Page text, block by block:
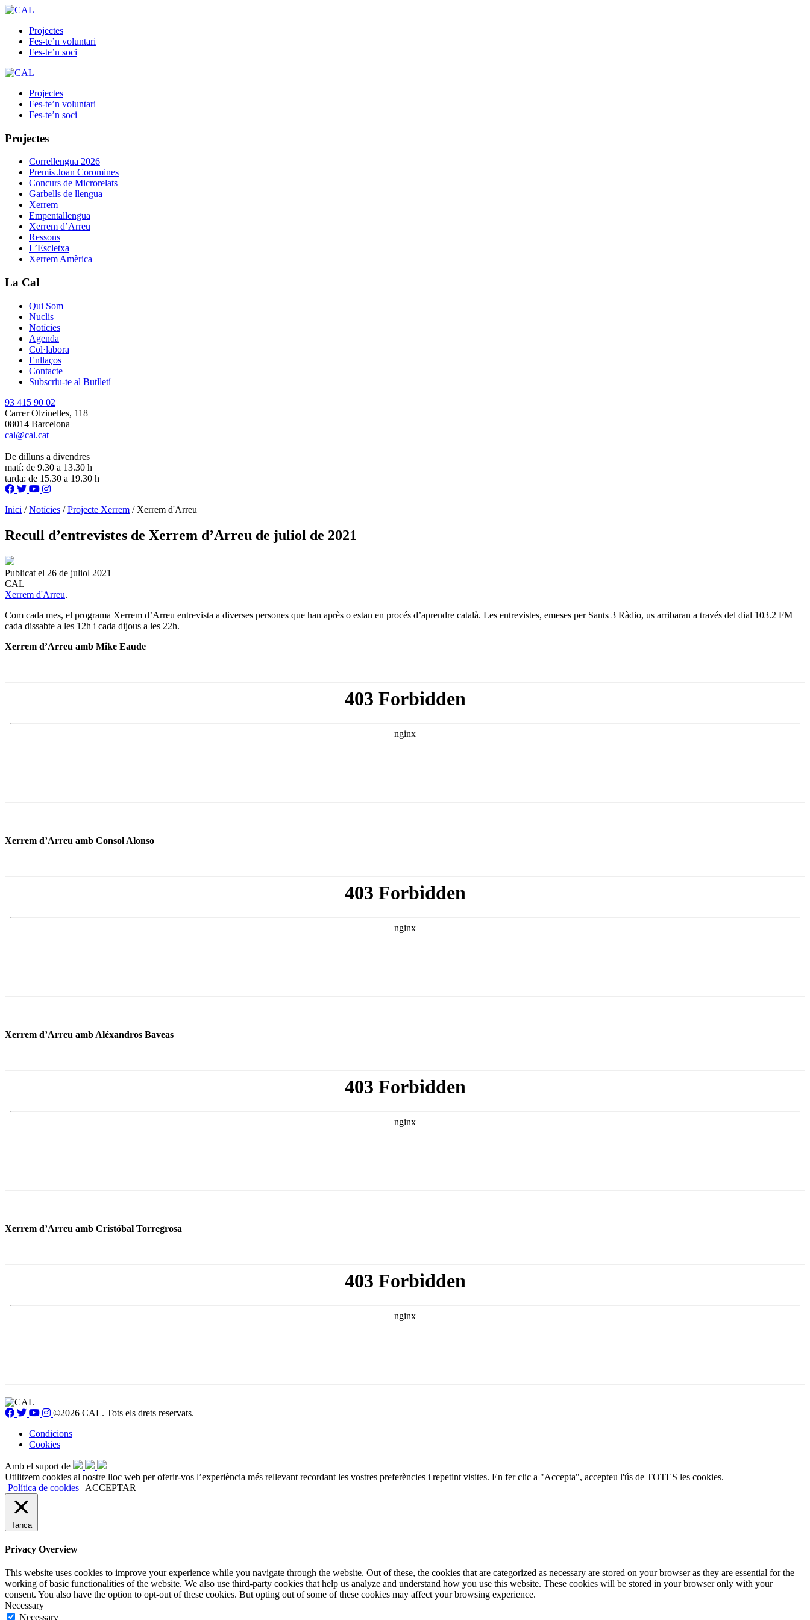
Projectes
Fes-te’n voluntari
Fes-te’n soci
Projectes
Fes-te’n voluntari
Fes-te’n soci
Projectes
Correllengua 2026
Premis Joan Coromines
Concurs de Microrelats
Garbells de llengua
Xerrem
Empentallengua
Xerrem d’Arreu
Ressons
L’Escletxa
Xerrem Amèrica
La Cal
Qui Som
Nuclis
Notícies
Agenda
Col·labora
Enllaços
Contacte
Subscriu-te al Butlletí
93 415 90 02
Carrer Olzinelles, 118
08014 Barcelona
cal@cal.cat
De dilluns a divendres
matí: de 9.30 a 13.30 h
tarda: de 15.30 a 19.30 h
Inici /Notícies /Projecte Xerrem / Xerrem d'Arreu
Recull d’entrevistes de Xerrem d’Arreu de juliol de 2021
Publicat el 26 de juliol 2021
CAL
Xerrem d'Arreu.
Com cada mes, el programa Xerrem d’Arreu entrevista a diverses persones que han après o estan en procés d’aprendre català. Les entrevistes, emeses per Sants 3 Ràdio, us arribaran a través del dial 103.2 FM
cada dissabte a les 12h i cada dijous a les 22h.
Xerrem d’Arreu amb Mike Eaude
Xerrem d’Arreu amb Consol Alonso
Xerrem d’Arreu amb Aléxandros Baveas
Xerrem d’Arreu amb Cristóbal Torregrosa
©2026 CAL. Tots els drets reservats.
Condicions
Cookies
Amb el suport de
Utilitzem cookies al nostre lloc web per oferir-vos l’experiència més rellevant recordant les vostres preferències i repetint visites. En fer clic a "Accepta", accepteu l'ús de TOTES les cookies.
Política de cookies
ACCEPTAR
Tanca
Privacy Overview
This website uses cookies to improve your experience while you navigate through the website. Out of these, the cookies that are categorized as necessary are stored on your browser as they are essential for the
working of basic functionalities of the website. We also use third-party cookies that help us analyze and understand how you use this website. These cookies will be stored in your browser only with your
consent. You also have the option to opt-out of these cookies. But opting out of some of these cookies may affect your browsing experience.
Necessary
Necessary